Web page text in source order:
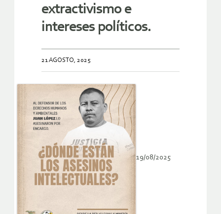
extractivismo e
intereses políticos.
21 AGOSTO, 2025
19/08/2025